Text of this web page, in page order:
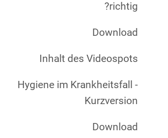
richtig?
Download
Inhalt des Videospots
Hygiene im Krankheitsfall -
Kurzversion
Download